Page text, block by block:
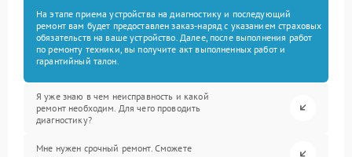
На этапе приема устройства на диагностику и последующий
ремонт вам будет предоставлен заказ-наряд с указанием страховых
обязательств на ваше устройство. Далее, после выполнения работ
по ремонту техники, вы получите акт выполненных работ и
гарантийный талон.
Я уже знаю в чем неисправность и какой
ремонт необходим. Для чего проводить
диагностику?
Мне нужен срочный ремонт. Сможете